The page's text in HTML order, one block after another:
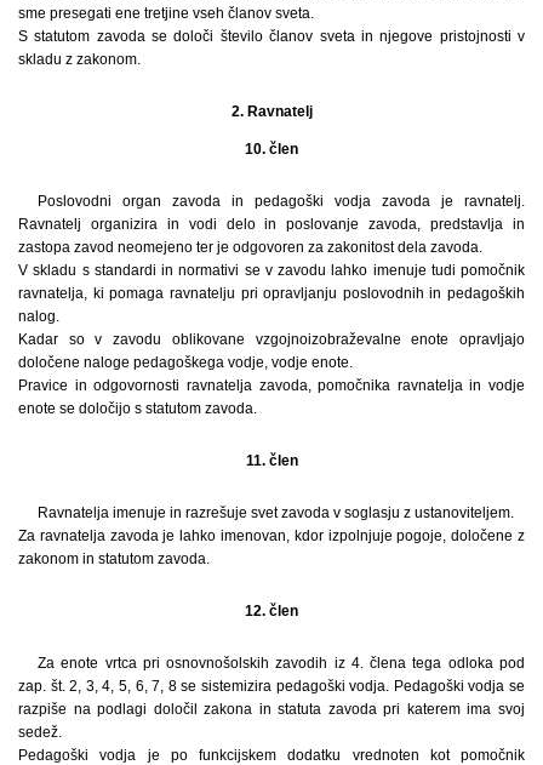
sme presegati ene tretjine vseh članov sveta.
S statutom zavoda se določi število članov sveta in njegove pristojnosti v
skladu z zakonom.
2. Ravnatelj
10. člen
Poslovodni organ zavoda in pedagoški vodja zavoda je ravnatelj.
Ravnatelj organizira in vodi delo in poslovanje zavoda, predstavlja in
zastopa zavod neomejeno ter je odgovoren za zakonitost dela zavoda.
V skladu s standardi in normativi se v zavodu lahko imenuje tudi pomočnik
ravnatelja, ki pomaga ravnatelju pri opravljanju poslovodnih in pedagoških
nalog.
Kadar so v zavodu oblikovane vzgojnoizobraževalne enote opravljajo
določene naloge pedagoškega vodje, vodje enote.
Pravice in odgovornosti ravnatelja zavoda, pomočnika ravnatelja in vodje
enote se določijo s statutom zavoda.
11. člen
Ravnatelja imenuje in razrešuje svet zavoda v soglasju z ustanoviteljem.
Za ravnatelja zavoda je lahko imenovan, kdor izpolnjuje pogoje, določene z
zakonom in statutom zavoda.
12. člen
Za enote vrtca pri osnovnošolskih zavodih iz 4. člena tega odloka pod
zap. št. 2, 3, 4, 5, 6, 7, 8 se sistemizira pedagoški vodja. Pedagoški vodja se
razpiše na podlagi določil zakona in statuta zavoda pri katerem ima svoj
sedež.
Pedagoški vodja je po funkcijskem dodatku vrednoten kot pomočnik